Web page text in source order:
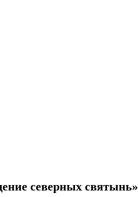
северных святынь»